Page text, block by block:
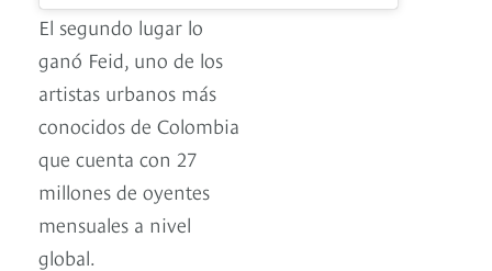
El segundo lugar lo
ganó Feid, uno de los
artistas urbanos más
conocidos de Colombia
que cuenta con 27
millones de oyentes
mensuales a nivel
global.